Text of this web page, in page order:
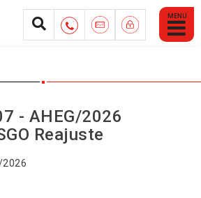
Abrir
Menu
Mobile
- AHEG/2026
Reajuste